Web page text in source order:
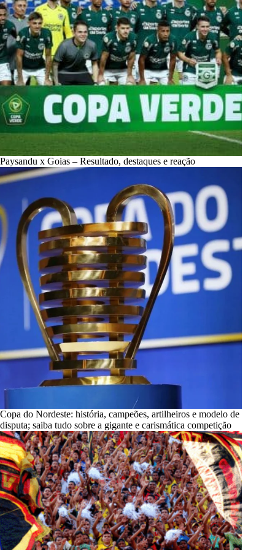
Paysandu x Goias – Resultado, destaques e reação
Copa do Nordeste: história, campeões, artilheiros e modelo de
disputa; saiba tudo sobre a gigante e carismática competição